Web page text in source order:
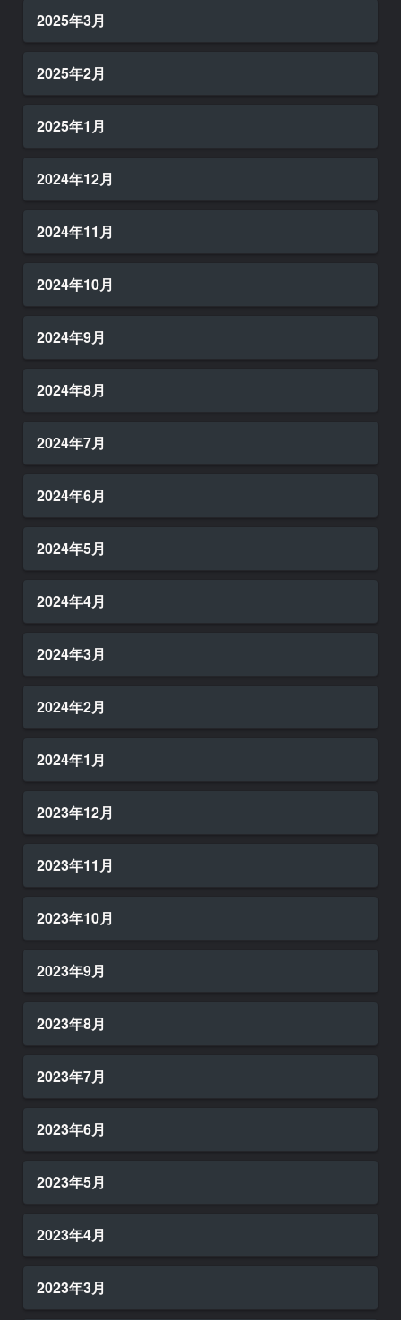
2025年3月
2025年2月
2025年1月
2024年12月
2024年11月
2024年10月
2024年9月
2024年8月
2024年7月
2024年6月
2024年5月
2024年4月
2024年3月
2024年2月
2024年1月
2023年12月
2023年11月
2023年10月
2023年9月
2023年8月
2023年7月
2023年6月
2023年5月
2023年4月
2023年3月